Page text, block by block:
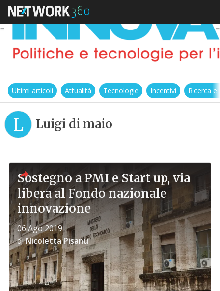
Ultimi articoli Attualità Tecnologie Incentivi Ricerca
L Luigi di maio
Sostegno a PMI e Start up, via
libera al Fondo nazionale
innovazione
06 Ago 2019
diNicoletta Pisanu